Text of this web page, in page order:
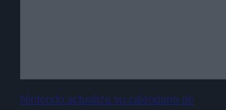
Nintendo actualiza su calendario de